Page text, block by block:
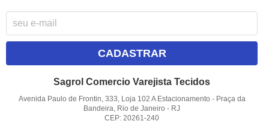
CADASTRAR
Sagrol Comercio Varejista Tecidos
Avenida Paulo de Frontin, 333, Loja 102 A Estacionamento - Praça da
Bandeira, Rio de Janeiro - RJ
CEP: 20261-240